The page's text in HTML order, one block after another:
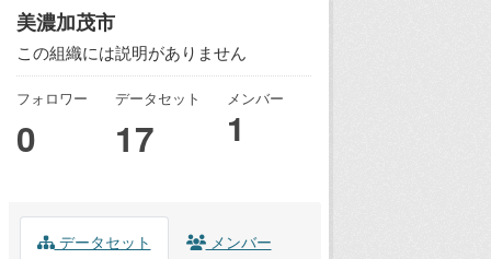
美濃加茂市
この組織には説明がありません
フォロワー
0
データセット
17
メンバー
1
データセット メンバー